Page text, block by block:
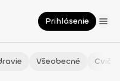
Prihlásenie
Všeobecné